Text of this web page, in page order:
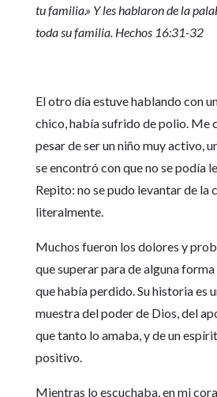
tu familia.» Y les hablaron de la
toda su familia. Hechos 16:31-32
El otro día estuve hablando con
chico, había sufrido de polio. Me
pesar de ser un niño muy activo,
se encontró con que no se podía
Repito: no se pudo levantar de la
literalmente.
Muchos fueron los dolores y
que superar para de alguna
que había perdido. Su historia es
muestra del poder de Dios, del
que tanto lo amaba, y de un
positivo.
Mientras lo escuchaba, en mi